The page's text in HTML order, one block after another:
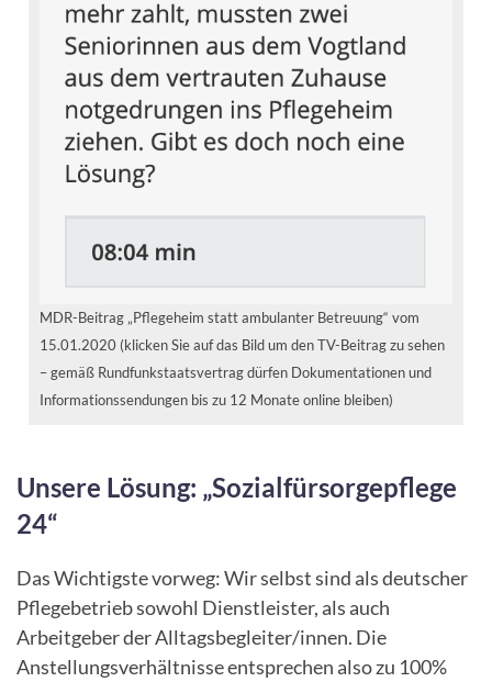
MDR-Beitrag „Pflegeheim statt ambulanter Betreuung“ vom
15.01.2020 (klicken Sie auf das Bild um den TV-Beitrag zu sehen
– gemäß Rundfunkstaatsvertrag dürfen Dokumentationen und
Informationssendungen bis zu 12 Monate online bleiben)
Unsere Lösung: „Sozialfürsorgepflege
24“
Das Wichtigste vorweg: Wir selbst sind als deutscher
Pflegebetrieb sowohl Dienstleister, als auch
Arbeitgeber der Alltagsbegleiter/innen. Die
Anstellungsverhältnisse entsprechen also zu 100%